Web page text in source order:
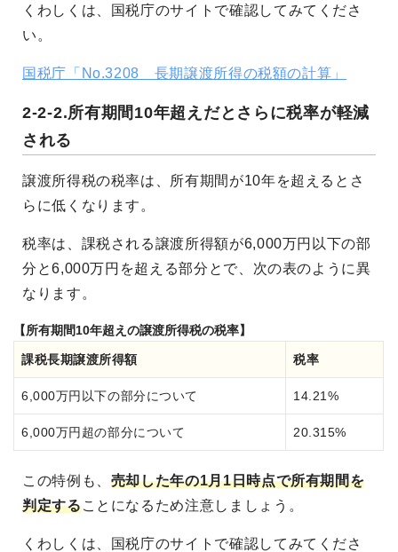
くわしくは、国税庁のサイトで確認してみてくださ
い。
国税庁「No.3208 長期譲渡所得の税額の計算」
2-2-2.所有期間10年超えだとさらに税率が軽減
される
譲渡所得税の税率は、所有期間が10年を超えるとさ
らに低くなります。
税率は、課税される譲渡所得額が6,000万円以下の部
分と6,000万円を超える部分とで、次の表のように異
なります。
【所有期間10年超えの譲渡所得税の税率】
課税長期譲渡所得額 税率
6,000万円以下の部分について 14.21%
6,000万円超の部分について 20.315%
この特例も、 売却した年の1月1日時点で所有期間を
判定することになるため注意しましょう。
くわしくは、国税庁のサイトで確認してみてくださ